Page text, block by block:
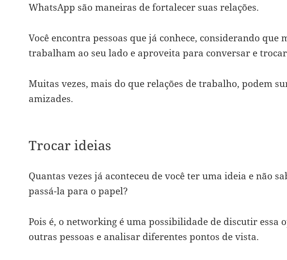
WhatsApp são maneiras de fortalecer suas relações.
Você encontra pessoas que já conhece, considerando que
trabalham ao seu lado e aproveita para conversar e
Muitas vezes, mais do que relações de trabalho, podem
amizades.
Trocar ideias
Quantas vezes já aconteceu de você ter uma ideia e não
passá-la para o papel?
Pois é, o networking é uma possibilidade de discutir essa
outras pessoas e analisar diferentes pontos de vista.